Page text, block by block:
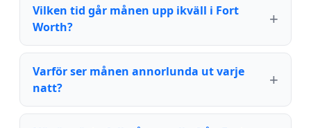
Vilken tid går månen upp ikväll i Fort
Worth?
Varför ser månen annorlunda ut varje
natt?